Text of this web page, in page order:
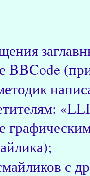
BBCode
с